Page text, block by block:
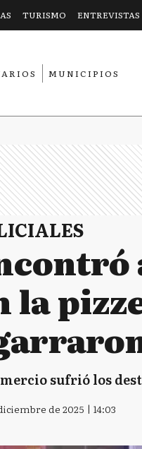
TURISMO ENTREVISTAS
MUNICIPIOS
la
sufrió los
de 2025 | 14:03